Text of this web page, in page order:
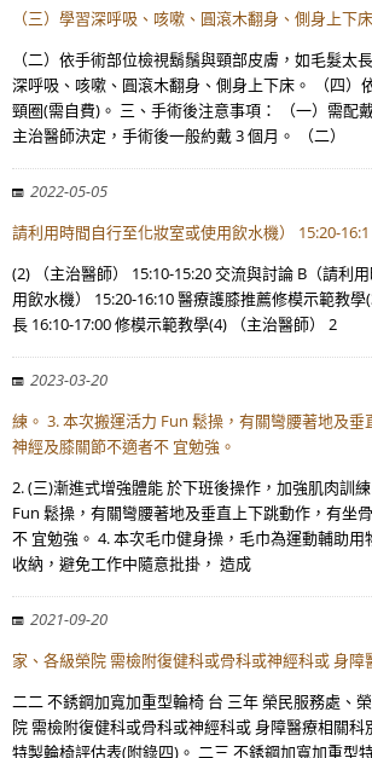
（三）學習深呼吸、咳嗽、圓滾木翻身、側身上下
（二）依手術部位檢視鬍鬚與頸部皮膚，如毛髮太
深呼吸、咳嗽、圓滾木翻身、側身上下床。 （四）
頸圈(需自費)。 三、手術後注意事項： （一）需配
主治醫師決定，手術後一般約戴 3 個月。 （二）
2022-05-05
請利用時間自行至化妝室或使用飲水機） 15:20-16:1
(2) （主治醫師） 15:10-15:20 交流與討論 B（請利
用飲水機） 15:20-16:10 醫療護膝推薦修模示範教
長 16:10-17:00 修模示範教學(4) （主治醫師） 2
2023-03-20
練。 3. 本次搬運活力 Fun 鬆操，有關彎腰著地及垂
神經及膝關節不適者不 宜勉強。
2. (三)漸進式增強體能 於下班後操作，加強肌肉訓
Fun 鬆操，有關彎腰著地及垂直上下跳動作，有坐
不 宜勉強。 4. 本次毛巾健身操，毛巾為運動輔助
收納，避免工作中隨意批掛， 造成
2021-09-20
家、各級榮院 需檢附復健科或骨科或神經科或 身障
二二 不銹鋼加寬加重型輪椅 台 三年 榮民服務處、
院 需檢附復健科或骨科或神經科或 身障醫療相關科
特製輪椅評估表(附錄四)。 二三 不銹鋼加寬加重型